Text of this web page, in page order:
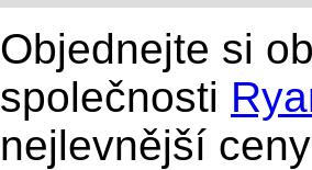
Objednejte si
společnosti
nejlevnější